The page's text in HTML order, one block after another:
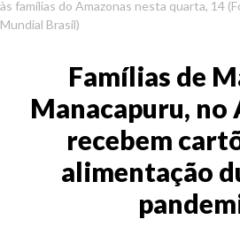
às famílias do Amazonas nesta quarta, 14
Mundial Brasil)
Famílias de
Manacapuru, no
recebem
alimentação